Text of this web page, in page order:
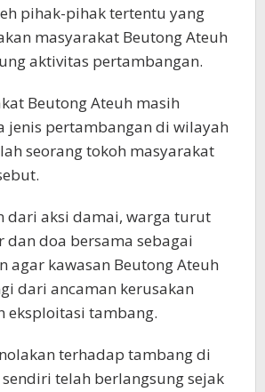
pihak-pihak tertentu yang
masyarakat Beutong Ateuh
aktivitas pertambangan.
Beutong Ateuh masih
jenis pertambangan di wilayah
seorang tokoh masyarakat
dari aksi damai, warga turut
dan doa bersama sebagai
agar kawasan Beutong Ateuh
dari ancaman kerusakan
eksploitasi tambang.
terhadap tambang di
telah berlangsung sejak